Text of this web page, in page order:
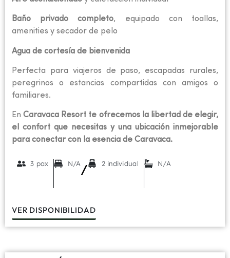
Baño privado completo, equipado con toallas,
amenities y secador de pelo
Agua de cortesía de bienvenida
Perfecta para viajeros de paso, escapadas rurales,
peregrinos o estancias compartidas con amigos o
familiares.
En Caravaca Resort te ofrecemos la libertad de elegir,
el confort que necesitas y una ubicación inmejorable
para conectar con la esencia de Caravaca.
3 pax N/A
/
2 individual N/A
VER DISPONIBILIDAD